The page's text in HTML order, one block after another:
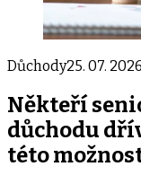
Důchody25. 07. 2026
Někteří
důchodu
této